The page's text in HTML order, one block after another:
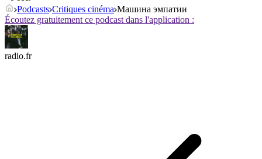
Podcasts Critiques cinéma Машина эмпатии
Écoutez gratuitement ce podcast dans l'application :
radio.fr